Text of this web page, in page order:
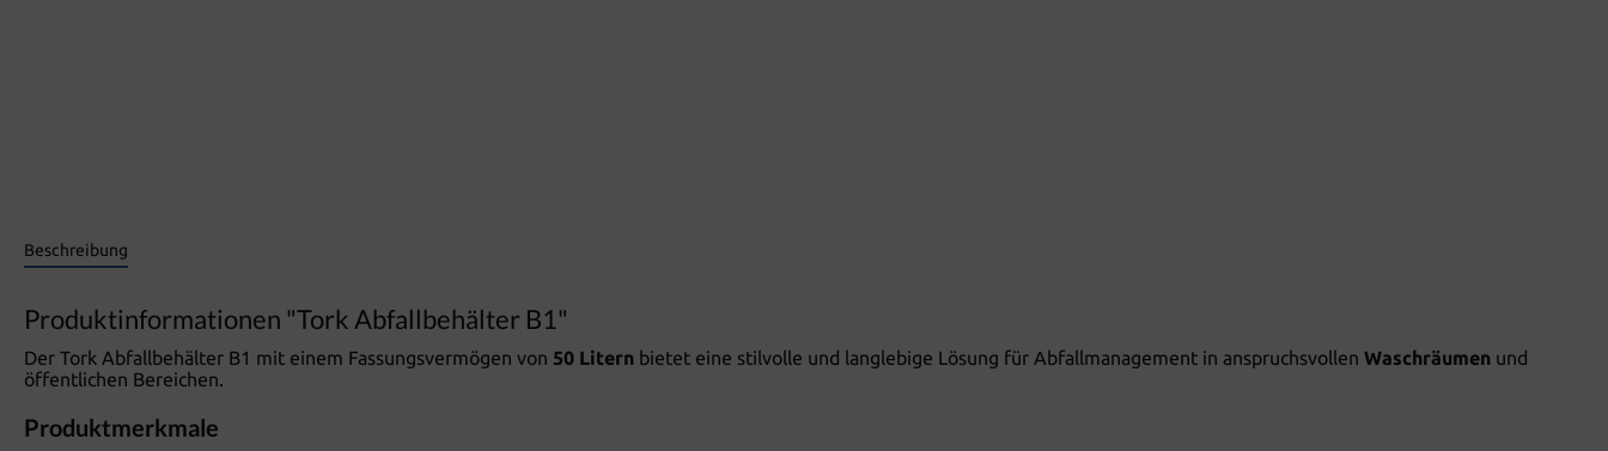
Beschreibung
Produktinformationen "Tork Abfallbehälter B1"
Der Tork Abfallbehälter B1 mit einem Fassungsvermögen von 50 Litern bietet eine stilvolle und langlebige Lösung für Abfallmanagement in anspruchsvollen Waschräumen und
öffentlichen Bereichen.
Produktmerkmale